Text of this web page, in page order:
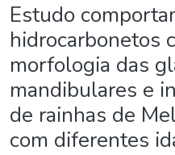
Estudo
hidrocarbonetos
morfologia das
mandibulares e
de rainhas de
com diferentes